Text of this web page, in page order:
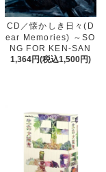
CD／懐かしき日々(D
ear Memories) ～SO
NG FOR KEN-SAN
1,364円(税込1,500円)